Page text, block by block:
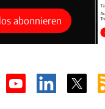
abonnieren